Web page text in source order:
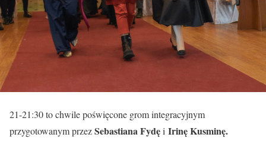
21-21:30 to chwile poświęcone grom integracyjnym
przygotowanym przezSebastiana Fydęi Irinę Kusminę.